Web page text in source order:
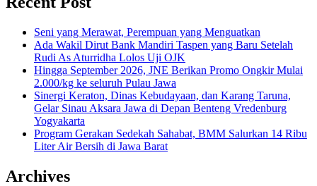
Seni yang Merawat, Perempuan yang Menguatkan
Ada Wakil Dirut Bank Mandiri Taspen yang Baru Setelah
Rudi As Aturridha Lolos Uji OJK
Hingga September 2026, JNE Berikan Promo Ongkir Mulai
2.000/kg ke seluruh Pulau Jawa
Sinergi Keraton, Dinas Kebudayaan, dan Karang Taruna,
Gelar Sinau Aksara Jawa di Depan Benteng Vredenburg
Yogyakarta
Program Gerakan Sedekah Sahabat, BMM Salurkan 14 Ribu
Liter Air Bersih di Jawa Barat
Archives